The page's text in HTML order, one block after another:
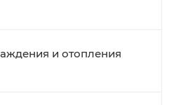
и отопления